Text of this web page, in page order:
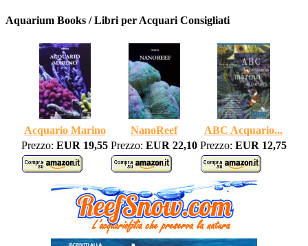
Aquarium Books / Libri per Acquari Consigliati
Acquario Marino NanoReef
ABC Acquario...
Prezzo: EUR 19,55 Prezzo: EUR 22,10 Prezzo: EUR 12,75